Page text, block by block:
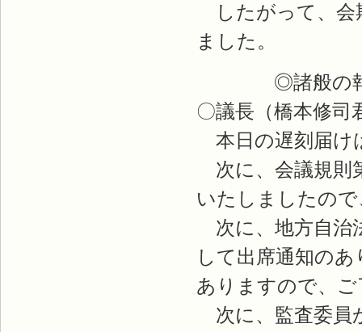
したがって、会
ました。
◎諸般の
〇議長（橋本修
本日の遅刻届け
次に、会議規則
いたしましたの
次に、地方自治
して出席通知の
ありますので、
次に、監査委員